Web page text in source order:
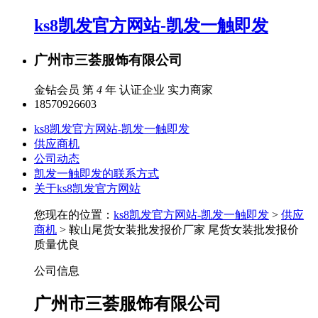
ks8凯发官方网站-凯发一触即发
广州市三荟服饰有限公司
金钻会员 第 4 年 认证企业 实力商家
18570926603
ks8凯发官方网站-凯发一触即发
供应商机
公司动态
凯发一触即发的联系方式
关于ks8凯发官方网站
您现在的位置： ks8凯发官方网站-凯发一触即发 > 供应
商机 > 鞍山尾货女装批发报价厂家 尾货女装批发报价
质量优良
公司信息
广州市三荟服饰有限公司